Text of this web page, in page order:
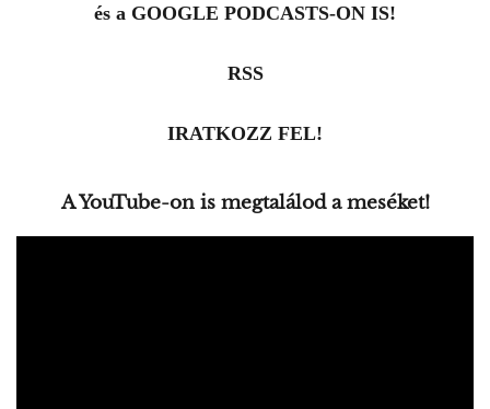
és a GOOGLE PODCASTS-ON IS!
RSS
IRATKOZZ FEL!
A YouTube-on is megtalálod a meséket!